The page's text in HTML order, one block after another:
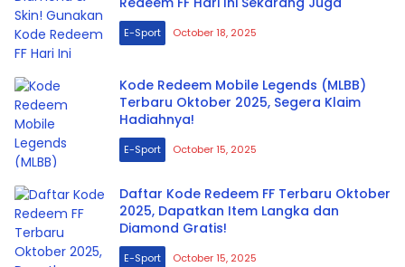
E-Sport October 18, 2025
Kode Redeem Mobile Legends (MLBB)
Terbaru Oktober 2025, Segera Klaim
Hadiahnya!
E-Sport October 15, 2025
Daftar Kode Redeem FF Terbaru Oktober
2025, Dapatkan Item Langka dan
Diamond Gratis!
E-Sport October 15, 2025